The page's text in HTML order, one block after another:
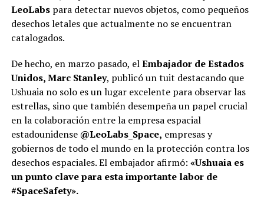
LeoLabspara detectar nuevos objetos, como pequeños
desechos letales que actualmente no se encuentran
catalogados.
De hecho, en marzo pasado, elEmbajador de Estados
Unidos, Marc Stanley, publicó un tuit destacando que
Ushuaia no solo es un lugar excelente para observar las
estrellas, sino que también desempeña un papel crucial
en la colaboración entre la empresa espacial
estadounidense @LeoLabs_Space, empresas y
gobiernos de todo el mundo en la protección contra los
desechos espaciales. El embajador afirmó: «Ushuaia es
un punto clave para esta importante labor de
#SpaceSafety».